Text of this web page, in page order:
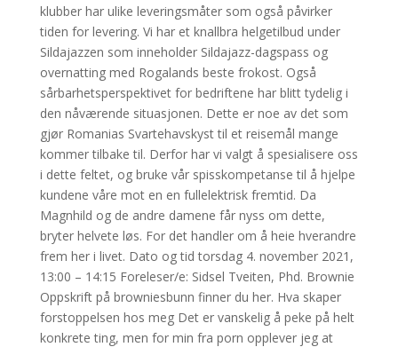
klubber har ulike leveringsmåter som også påvirker
tiden for levering. Vi har et knallbra helgetilbud under
Sildajazzen som inneholder Sildajazz-dagspass og
overnatting med Rogalands beste frokost. Også
sårbarhetsperspektivet for bedriftene har blitt tydelig i
den nåværende situasjonen. Dette er noe av det som
gjør Romanias Svartehavskyst til et reisemål mange
kommer tilbake til. Derfor har vi valgt å spesialisere oss
i dette feltet, og bruke vår spisskompetanse til å hjelpe
kundene våre mot en en fullelektrisk fremtid. Da
Magnhild og de andre damene får nyss om dette,
bryter helvete løs. For det handler om å heie hverandre
frem her i livet. Dato og tid torsdag 4. november 2021,
13:00 – 14:15 Foreleser/e: Sidsel Tveiten, Phd. Brownie
Oppskrift på browniesbunn finner du her. Hva skaper
forstoppelsen hos meg Det er vanskelig å peke på helt
konkrete ting, men for min fra porn opplever jeg at